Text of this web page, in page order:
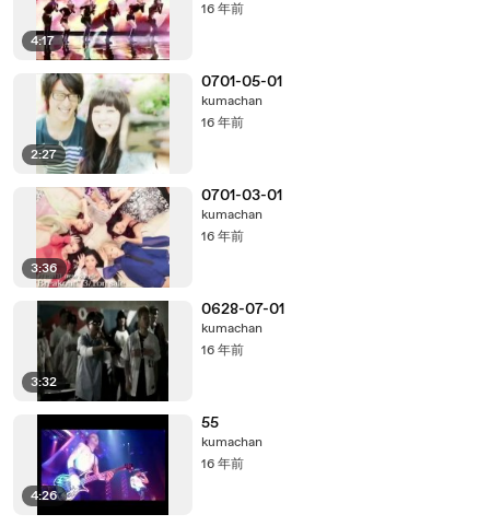
4:17
16 年前
2:27
0701-05-01
kumachan
16 年前
3:36
0701-03-01
kumachan
16 年前
3:32
0628-07-01
kumachan
16 年前
4:26
55
kumachan
16 年前